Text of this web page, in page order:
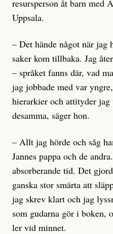
resursperson åt barn med
Uppsala.
– Det hände något när jag
saker kom tillbaka. Jag
– språket fanns där, vad
jag jobbade med var
hierarkier och attityder
desamma, säger hon.
– Allt jag hörde och såg
Jannes pappa och de
absorberande tid. Det
ganska stor smärta att
jag skrev klart och jag
som gudarna gör i boken,
ler vid minnet.